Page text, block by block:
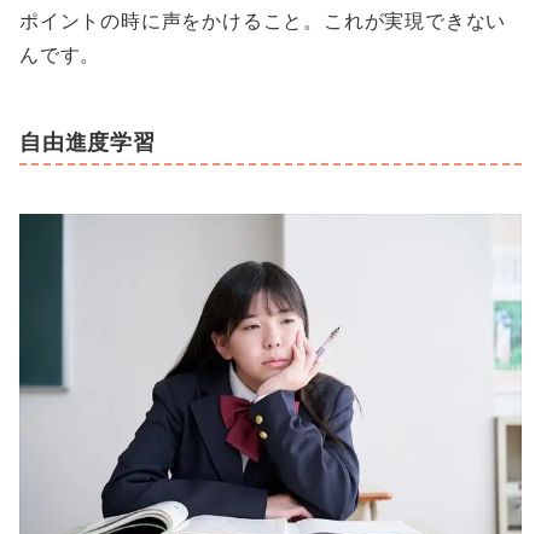
ポイントの時に声をかけること。これが実現できない
んです。
自由進度学習